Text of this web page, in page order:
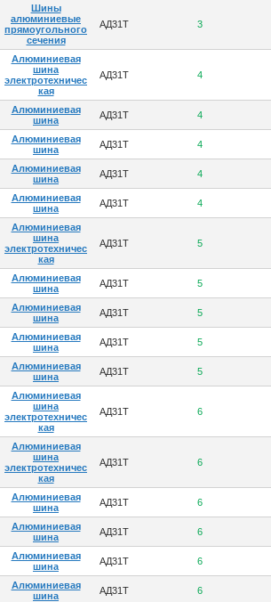
Шины
алюминиевые
прямоугольного
сечения
АД31Т 3
Алюминиевая
шина
электротехничес
кая
АД31Т 4
Алюминиевая
шина
АД31Т 4
Алюминиевая
шина
АД31Т 4
Алюминиевая
шина
АД31Т 4
Алюминиевая
шина
АД31Т 4
Алюминиевая
шина
электротехничес
кая
АД31Т 5
Алюминиевая
шина
АД31Т 5
Алюминиевая
шина
АД31Т 5
Алюминиевая
шина
АД31Т 5
Алюминиевая
шина
АД31Т 5
Алюминиевая
шина
электротехничес
кая
АД31Т 6
Алюминиевая
шина
электротехничес
кая
АД31Т 6
Алюминиевая
шина
АД31Т 6
Алюминиевая
шина
АД31Т 6
Алюминиевая
шина
АД31Т 6
Алюминиевая
шина
АД31Т 6